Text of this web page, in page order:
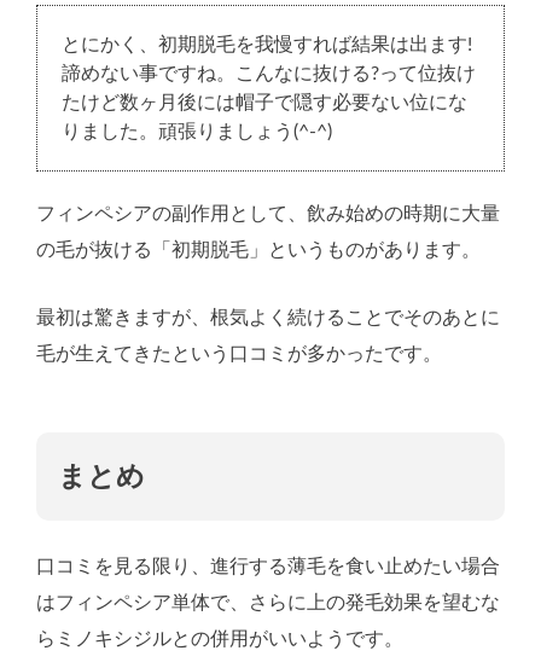
とにかく、初期脱毛を我慢すれば結果は出ます!
諦めない事ですね。こんなに抜ける?って位抜け
たけど数ヶ月後には帽子で隠す必要ない位にな
りました。頑張りましょう(^-^)
フィンペシアの副作用として、飲み始めの時期に大量
の毛が抜ける「初期脱毛」というものがあります。
最初は驚きますが、根気よく続けることでそのあとに
毛が生えてきたという口コミが多かったです。
まとめ
口コミを見る限り、進行する薄毛を食い止めたい場合
はフィンペシア単体で、さらに上の発毛効果を望むな
らミノキシジルとの併用がいいようです。